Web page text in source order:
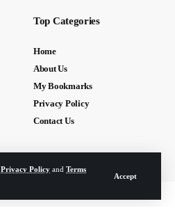
Privacy Policy and Terms
Accept
Top Categories
Home
About Us
My Bookmarks
Privacy Policy
Contact Us